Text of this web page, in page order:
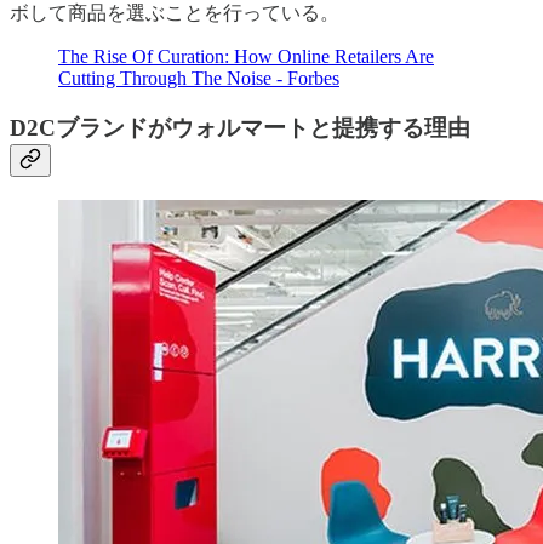
ボして商品を選ぶことを行っている。
The Rise Of Curation: How Online Retailers Are
Cutting Through The Noise - Forbes
D2Cブランドがウォルマートと提携する理由